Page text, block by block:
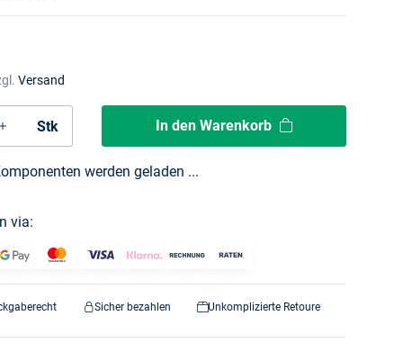
Versand
Stk In den Warenkorb
werden geladen ...
via:
Sicher bezahlen Unkomplizierte Retoure